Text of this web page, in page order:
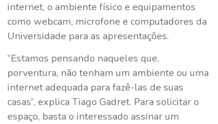
internet, o ambiente físico e equipamentos
como webcam, microfone e computadores da
Universidade para as apresentações.
“Estamos pensando naqueles que,
porventura, não tenham um ambiente ou uma
internet adequada para fazê-las de suas
casas”, explica Tiago Gadret. Para solicitar o
espaço, basta o interessado assinar um